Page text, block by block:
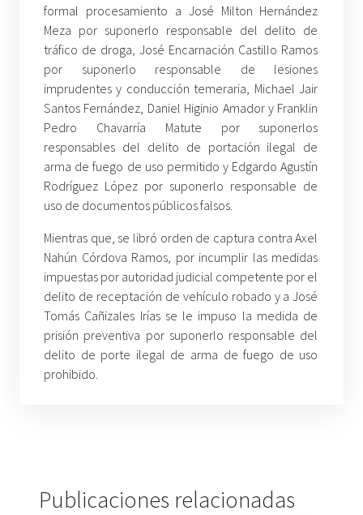
formal procesamiento a José Milton Hernández
Meza por suponerlo responsable del delito de
tráfico de droga, José Encarnación Castillo Ramos
por suponerlo responsable de lesiones
imprudentes y conducción temeraria, Michael Jair
Santos Fernández, Daniel Higinio Amador y Franklin
Pedro Chavarría Matute por suponerlos
responsables del delito de portación ilegal de
arma de fuego de uso permitido y Edgardo Agustín
Rodríguez López por suponerlo responsable de
uso de documentos públicos falsos.
Mientras que, se libró orden de captura contra Axel
Nahún Córdova Ramos, por incumplir las medidas
impuestas por autoridad judicial competente por el
delito de receptación de vehículo robado y a José
Tomás Cañizales Irías se le impuso la medida de
prisión preventiva por suponerlo responsable del
delito de porte ilegal de arma de fuego de uso
prohibido.
Publicaciones relacionadas